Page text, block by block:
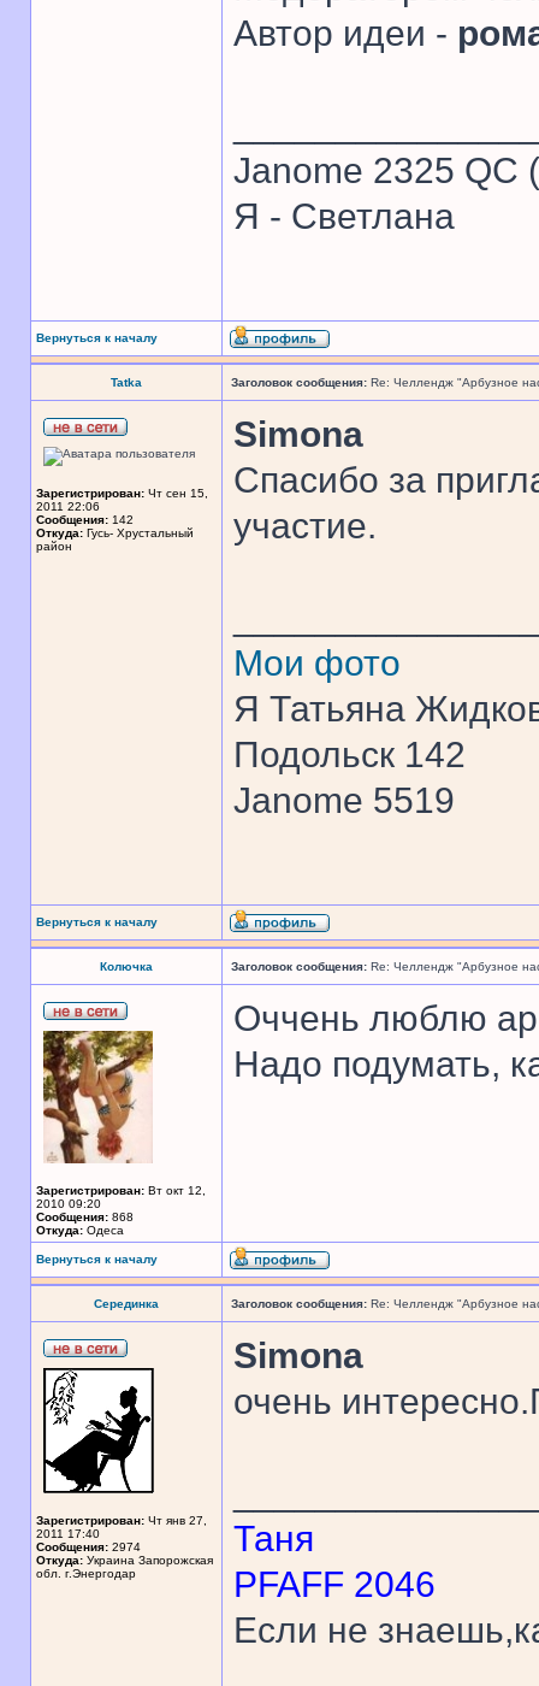
Автор идеи -
Janome 2325 QC
Я - Светлана
Вернуться к началу
Tatka Заголовок сообщения: Re: Челлендж "Арбузное
Зарегистрирован: Чт сен 15,
2011 22:06
Сообщения: 142
Откуда: Гусь- Хрустальный
район
Simona
Спасибо за
участие.
Мои фото
Я Татьяна
Подольск 142
Janome 5519
Вернуться к началу
Колючка Заголовок сообщения: Re: Челлендж "Арбузное
Зарегистрирован: Вт окт 12,
2010 09:20
Сообщения: 868
Откуда: Одеса
Оччень люблю
Надо подумать,
Вернуться к началу
Серединка Заголовок сообщения: Re: Челлендж "Арбузное
Зарегистрирован: Чт янв 27,
2011 17:40
Сообщения: 2974
Откуда: Украина Запорожская
обл. г.Энергодар
Simona
очень
Таня
PFAFF 2046
Если не